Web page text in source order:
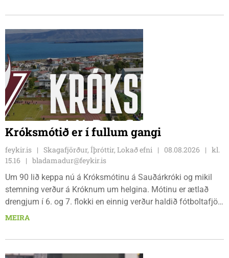
og sagði Magnús Barðdal sveitarstjóri það vera virkilega
þegar Feykir spurði hann út í málið.
Króksmótið er í fullum gangi
feykir.is Skagafjörður, Íþróttir, Lokað efni 08.08.2026
kl.
15.16
bladamadur@feykir.is
Um 90 lið keppa nú á Króksmótinu á Sauðárkróki og mikil
stemning verður á Króknum um helgina. Mótinu er ætlað
drengjum í 6. og 7. flokki en einnig verður haldið fótboltafjör
fyrir yngri systkini. Mótið hófst í gær, föstudaginn 7. ágúst
MEIRA